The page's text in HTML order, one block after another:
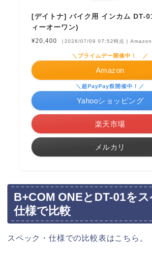
[デイトナ] バイク用 インカム DT-
ィーオーワン)
¥20,400 （2026/07/09 07:52時点 | Amazon
＼プライムデー開催中！ ／
Amazon
楽天市場
＼超PayPay祭開催中！／
Yahooショッピング
メルカリ
B+COM ONEとDT-01をス
仕様で比較
スペック・仕様での比較表はこちら。